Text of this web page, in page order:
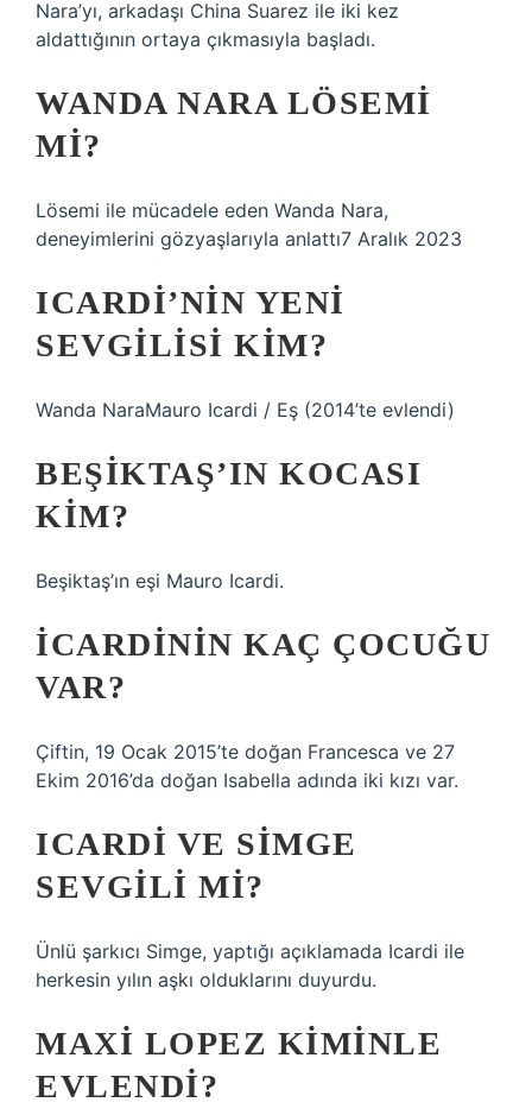
Nara’yı, arkadaşı China Suarez ile iki kez
aldattığının ortaya çıkmasıyla başladı.
WANDA NARA LÖSEMI
MI?
Lösemi ile mücadele eden Wanda Nara,
deneyimlerini gözyaşlarıyla anlattı7 Aralık 2023
ICARDI’NIN YENI
SEVGILISI KIM?
Wanda NaraMauro Icardi / Eş (2014’te evlendi)
BEŞIKTAŞ’IN KOCASI
KIM?
Beşiktaş’ın eşi Mauro Icardi.
İCARDININ KAÇ ÇOCUĞU
VAR?
Çiftin, 19 Ocak 2015’te doğan Francesca ve 27
Ekim 2016’da doğan Isabella adında iki kızı var.
ICARDI VE SIMGE
SEVGILI MI?
Ünlü şarkıcı Simge, yaptığı açıklamada Icardi ile
herkesin yılın aşkı olduklarını duyurdu.
MAXI LOPEZ KIMINLE
EVLENDI?